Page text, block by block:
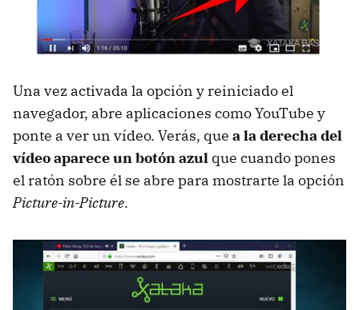
Una vez activada la opción y reiniciado el
navegador, abre aplicaciones como YouTube y
ponte a ver un vídeo. Verás, que a la derecha del
vídeo aparece un botón azul que cuando pones
el ratón sobre él se abre para mostrarte la opción
Picture-in-Picture.